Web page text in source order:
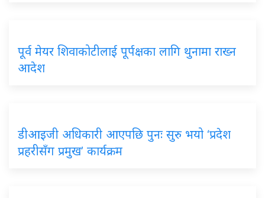
पूर्व मेयर शिवाकोटीलाई पूर्पक्षका लागि थुनामा राख्न
आदेश
डीआइजी अधिकारी आएपछि पुनः सुरु भयो ‘प्रदेश
प्रहरीसँग प्रमुख’ कार्यक्रम